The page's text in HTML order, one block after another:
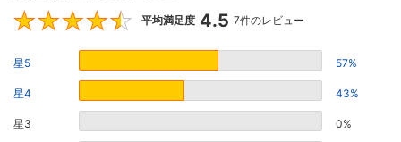
4.5
平均満足度 4.5 7件のレビュー
星5 57%
星4 43%
星3 0%